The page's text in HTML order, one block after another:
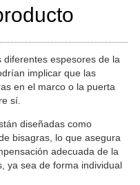
espesores de la
implicar que las
en el marco o la puerta
sí.
diseñadas como
bisagras, lo que asegura
adecuada de la
ya sea de forma individual